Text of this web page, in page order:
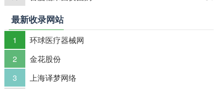
最新收录网站
1
环球医疗器械网
2
金花股份
3
上海译梦网络